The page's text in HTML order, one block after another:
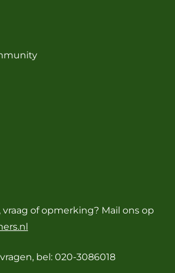
vraag of opmerking? Mail ons op
bel: 020-3086018